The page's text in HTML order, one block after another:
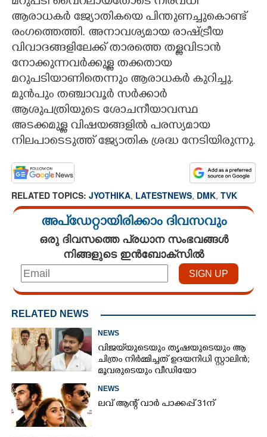
ആരാധകർ ജ്യോതികയെ പിന്തുണച്ചുകൊണ്ട്
രംഗത്തെത്തി. അനാവശ്യമായ രാഷ്ട്രീയ
വിവാദങ്ങളിലേക്ക് താരത്തെ തള്ളവിടാൻ
നോക്കുന്നവർക്കുള്ള തക്കതായ
മറുപടിയാണിതെന്നും ആരാധകർ കുറിച്ചു.
മുൻപും തഞ്ചാവൂർ സർക്കാർ
ആശുപത്രിയുടെ ശോചനീയാവസ്ഥ
അടക്കമുള്ള വിഷയങ്ങളിൽ പരസ്യമായ
നിലപാടെടുത്ത് ജ്യോതിക ശ്രദ്ധ നേടിയിരുന്നു.
RELATED TOPICS: JYOTHIKA, LATESTNEWS, DMK, TVK
അപ്ഡേറ്റായിരിക്കാം ദിവസവും
ഒരു ദിവസത്തെ പ്രധാന സംഭവങ്ങൾ
നിങ്ങളുടെ ഇൻബോക്സിൽ
RELATED NEWS
NEWS
വിജയ്‌യുടെയും തൃഷയുടെയും ആ
ചിത്രം നിർമ്മിച്ചത് ഉദയനിധി സ്റ്റാലിൻ;
മൂവരുടെയും വീഡിയോ
ചർച്ചയാകുന്നു
NEWS
ലവ് ആന്റ് വാർ പാക്കപ്പ് 31ന്